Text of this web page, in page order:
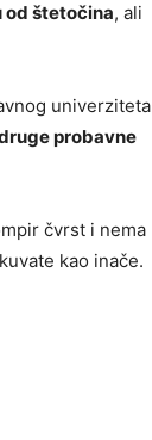
od štetočina, ali
univerziteta
probavne
čvrst i nema
kao inače.